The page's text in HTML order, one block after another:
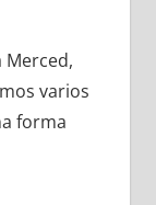
Merced,
varios
forma